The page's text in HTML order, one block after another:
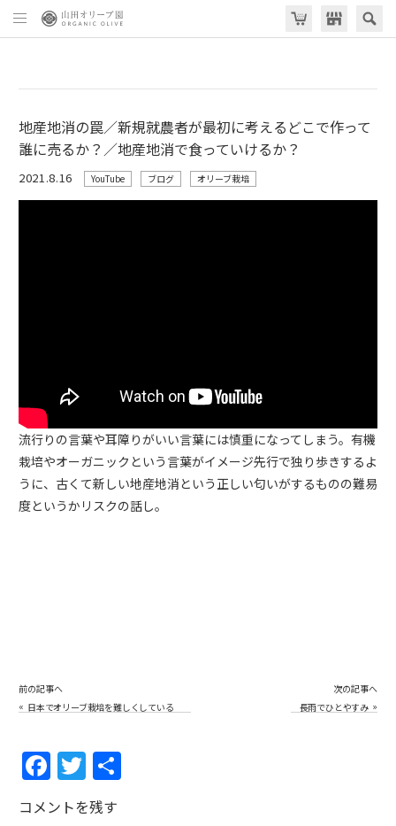
地産地消の罠／新規就農者が最初に考えるどこで作って
誰に売るか？／地産地消で食っていけるか？
2021.8.16 YouTube ブログ オリーブ栽培
流行りの言葉や耳障りがいい言葉には慎重になってしまう。有機
栽培やオーガニックという言葉がイメージ先行で独り歩きするよ
うに、古くて新しい地産地消という正しい匂いがするものの難易
度というかリスクの話し。
前の記事へ
« 日本でオリーブ栽培を難しくしている
最大の原因／夏の雨（梅雨＆台風＆秋
次の記事へ
長雨でひとやすみ »
F
a
T
w
コメントを残す